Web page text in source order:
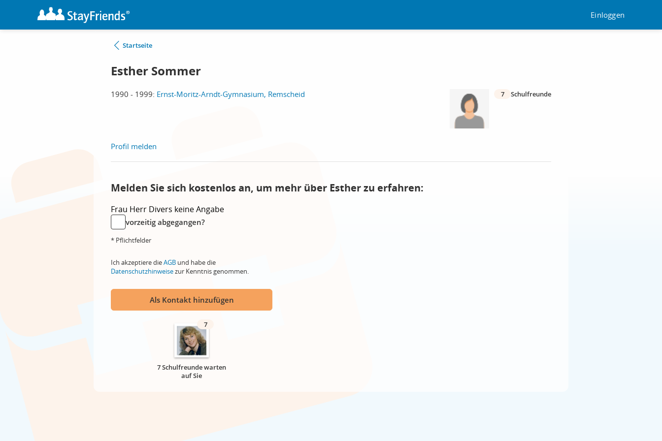
Einloggen
Startseite
Esther Sommer
1990 - 1999: Ernst-Moritz-Arndt-Gymnasium, Remscheid 7 Schulfreunde
Profil melden
Melden Sie sich kostenlos an, um mehr über Esther zu erfahren:
Frau Herr Divers keine Angabe
vorzeitig abgegangen?
* Pflichtfelder
Ich akzeptiere dieAGB und habe die
Datenschutzhinweisezur Kenntnis genommen.
Als Kontakt hinzufügen
7
7 Schulfreunde warten
auf Sie